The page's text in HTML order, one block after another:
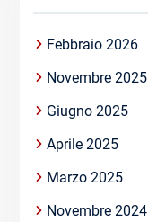
Febbraio 2026
Novembre 2025
Giugno 2025
Aprile 2025
Marzo 2025
Novembre 2024